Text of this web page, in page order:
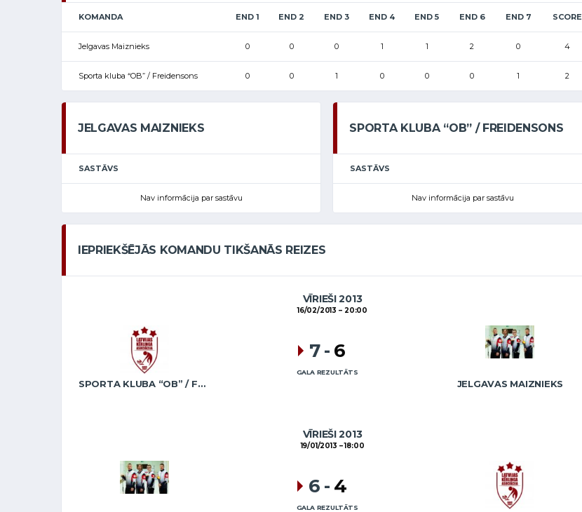
KOMANDA END 1 END 2 END 3 END 4 END 5 END 6 END 7 SCORE
Jelgavas Maiznieks 0 0 0 1 1 2 0 4
Sporta kluba “OB” / Freidensons 0 0 1 0 0 0 1 2
JELGAVAS MAIZNIEKS
SASTĀVS
Nav informācija par sastāvu
SPORTA KLUBA “OB” / FREIDENSONS
SASTĀVS
Nav informācija par sastāvu
IEPRIEKŠĒJĀS KOMANDU TIKŠANĀS REIZES
VĪRIEŠI 2013
16/02/2013 20:00
SPORTA KLUBA “OB” / FREIDENSONS JELGAVAS MAIZNIEKS
7- 6
GALA REZULTĀTS
VĪRIEŠI 2013
19/01/2013 18:00
6 - 4
GALA REZULTĀTS